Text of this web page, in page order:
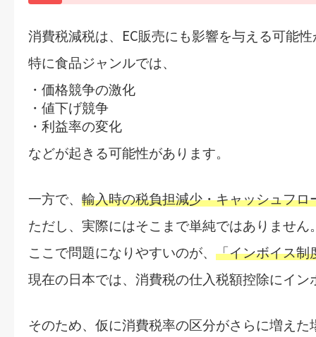
消費税減税は、 EC販売にも影響を与える可能
特に食品ジャンルでは、
・価格競争の激化
・値下げ競争
・利益率の変化
などが起きる可能性があります。
一方で、 輸入時の税負担減少・キャッシュフロ
ただし、実際にはそこまで単純ではありません
ここで問題になりやすいのが、 「インボイス制
現在の日本では、消費税の仕入税額控除にイ
そのため、仮に消費税率の区分がさらに増えた